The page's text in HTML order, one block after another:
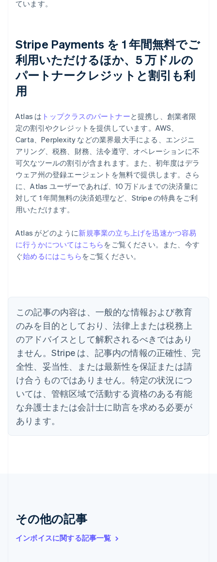
ています。
Stripe Payments を 1 年間無料でご
利用いただけるほか、5 万ドルの
パートナークレジットと割引も利
用
Atlas は トップクラスのパートナーと提携し、創業者限
定の割引やクレジットを提供しています。AWS、
Carta、Perplexity などの業界最大手による、エンジニ
アリング、税務、財務、法令遵守、オペレーションに不
可欠なツールの割引が含まれます。また、初年度はデラ
ウェア州の登録エージェントを無料で提供します。さら
に、Atlas ユーザーであれば、10 万ドルまでの決済量に
対して 1 年間無料の決済処理など、Stripe の特典をご利
用いただけます。
Atlas がどのように新規事業の立ち上げを迅速かつ容易
に行うかについてはこちら をご覧ください。また、今す
ぐ始めるにはこちら をご覧ください。
この記事の内容は、一般的な情報および教育
のみを目的としており、法律上または税務上
のアドバイスとして解釈されるべきではあり
ません。Stripe は、記事内の情報の正確性、完
全性、妥当性、または最新性を保証または請
け合うものではありません。特定の状況につ
いては、管轄区域で活動する資格のある有能
な弁護士または会計士に助言を求める必要が
あります。
その他の記事
インボイスに関する記事一覧
アイルランド
English
イギリス
English
イタリア
Italiano English
インド
English
エストニア
English
オーストラリア
English
オーストリア
DeutschEnglish
オランダ
クロアチア
English Italiano
ジブラルタル